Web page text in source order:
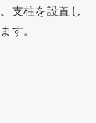
支柱を設置し
す。